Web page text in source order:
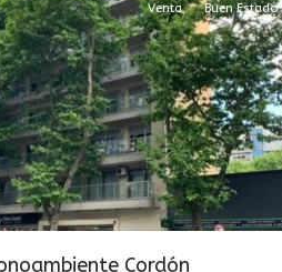
Venta Buen Estado
Cordón